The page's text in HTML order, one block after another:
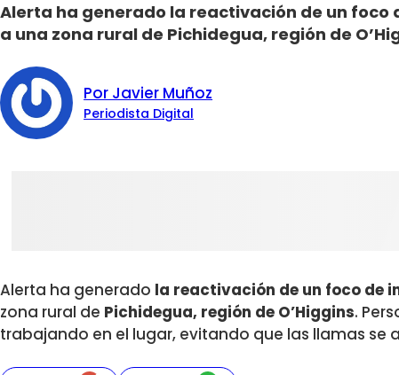
Alerta ha generado la reactivación de un
a una zona rural de Pichidegua, región de
Por Javier Muñoz
Periodista Digital
Alerta ha generado la reactivación de un foco de
zona rural de Pichidegua, región de O’Higgins.
trabajando en el lugar, evitando que las llamas se